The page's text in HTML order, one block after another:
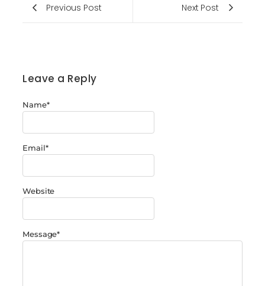
Previous Post Next Post
Leave a Reply
Message*
Name*
Email*
Website